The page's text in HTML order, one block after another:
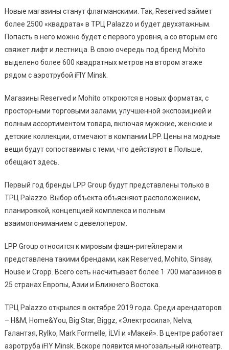
Новые магазины станут флагманскими. Так, Reserved займет
более 2500 «квадрата» в ТРЦ Palazzo и будет двухэтажным.
Попасть в него можно будет с первого уровня, а со вторым его
свяжет лифт и лестница. В свою очередь под бренд Mohito
выделено более 600 квадратных метров на втором этаже
рядом с аэротрубой iFlY Minsk.
Магазины Reserved и Mohito откроются в новых форматах, с
просторными торговыми залами, улучшенной экспозицией и
полным ассортиментом товара, включая мужские, женские и
детские коллекции, отмечают в компании LPP. Цены на модные
вещи будут сопоставимы с теми, что действуют в Польше,
обещают здесь.
Первый год бренды LPP Group будут представлены только в
ТРЦ Palazzo. Выбор объекта объясняют расположением,
планировкой, концепцией комплекса и полным
взаимопониманием с девелопером.
LPP Group относится к мировым фэшн-ритейлерам и
представлена такими брендами, как Reserved, Mohito, Sinsay,
House и Cropp. Всего сеть насчитывает более 1 700 магазинов в
25 странах Европы, Азии и Ближнего Востока.
ТРЦ Palazzo открылся в октябре 2019 года. Среди арендаторов
– H&M, Home&You, Big Star, Biggz, «Электросила», Nelva,
Галантэя, Rylko, Mark Formelle, İLVİ и «Макей». В центре работает
аэротруба iFlY Minsk. Вскоре появится многозальный кинотеатр.